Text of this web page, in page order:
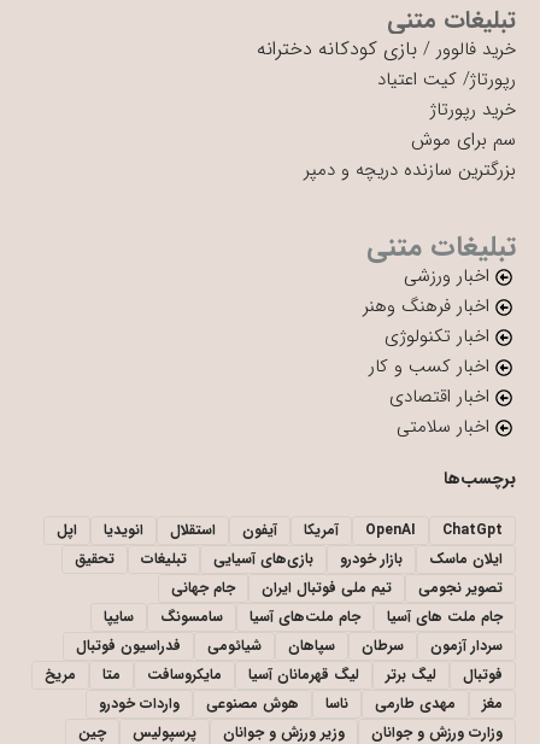
تبلیغات متنی
خرید فالوور / بازی کودکانه دخترانه
رپورتاژ/ کیت اعتیاد
خرید رپورتاژ
سم برای موش
بزرگترین سازنده دریچه و دمپر
تبلیغات متنی
اخبار ورزشی
اخبار فرهنگ وهنر
اخبار تکنولوژی
اخبار کسب و کار
اخبار اقتصادی
اخبار سلامتی
برچسب‌ها
ChatGpt
OpenAI آمریکا آیفون استقلال انویدیا
اپل
ایلان ماسک
بازار خودرو بازی‌های آسیایی تبلیغات
تحقیق
تصویر نجومی
تیم ملی فوتبال ایران
جام جهانی
جام ملت های آسیا
جام ملت‌های آسیا سامسونگ
سایپا
سردار آزمون
سرطان سپاهان شیائومی
فدراسیون فوتبال
فوتبال
لیگ برتر لیگ قهرمانان آسیا مایکروسافت متا
مریخ
مغز
مهدی طارمی ناسا هوش مصنوعی
واردات خودرو
وزارت ورزش و جوانان
وزیر ورزش و جوانان پرسپولیس چین